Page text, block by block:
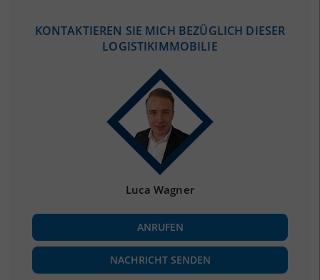
(STAND: 12/2019)
(Landkreis / Kreisfreie Stadt)
BESCHÄFTIGUNG
Beschäftigte
(Landkreis / Kreisfreie Stadt)
184.466
KONTAKTIEREN SIE MICH BEZÜGLICH DIESER
LOGISTIKIMMOBILIE
Luca Wagner
ANRUFEN
NACHRICHT SENDEN